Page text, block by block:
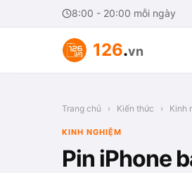
8:00 - 20:00 mỗi ngày
126.vn
Trang chủ › Kiến thức › Kinh
KINH NGHIỆM
Pin iPhone